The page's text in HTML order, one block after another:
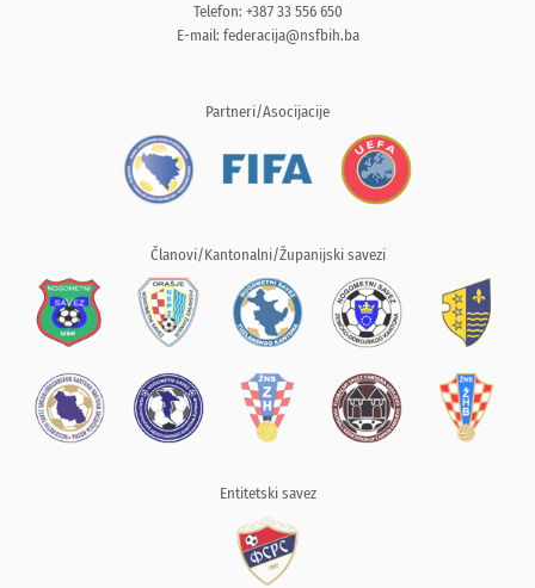
Telefon: +387 33 556 650
E-mail: federacija@nsfbih.ba
Partneri/Asocijacije
Članovi/Kantonalni/Županijski savezi
Entitetski savez